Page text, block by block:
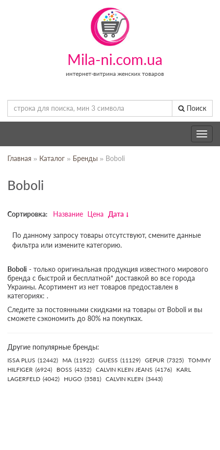
Mila-ni.com.ua
интернет-витрина женских товаров
Поиск
Toggle
Главная » Каталог » Бренды » Boboli
Boboli
Сортировка: Название Цена Дата
По данному запросу товары отсутствуют, смените данные
фильтра или измените категорию.
Boboli - только оригинальная продукция известного мирового
бренда с быстрой и бесплатной* доставкой во все города
Украины. Асортимент из нет товаров предоставлен в
категориях: .
Следите за постоянными скидками на товары от Boboli и вы
сможете сэкономить до 80% на покупках.
Другие популярные бренды:
ISSA PLUS (12442) MA (11922) GUESS (11129) GEPUR (7325) TOMMY
HILFIGER (6924) BOSS (4352) CALVIN KLEIN JEANS (4176)
KARL
LAGERFELD (4042) HUGO (3581) CALVIN KLEIN (3443)